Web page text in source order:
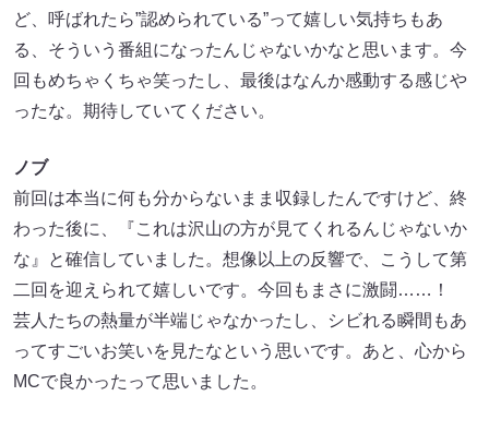
ど、呼ばれたら”認められている”って嬉しい気持ちもあ
る、そういう番組になったんじゃないかなと思います。今
回もめちゃくちゃ笑ったし、最後はなんか感動する感じや
ったな。期待していてください。
ノブ
前回は本当に何も分からないまま収録したんですけど、終
わった後に、『これは沢山の方が見てくれるんじゃないか
な』と確信していました。想像以上の反響で、こうして第
二回を迎えられて嬉しいです。今回もまさに激闘……！
芸人たちの熱量が半端じゃなかったし、シビれる瞬間もあ
ってすごいお笑いを見たなという思いです。あと、心から
MCで良かったって思いました。